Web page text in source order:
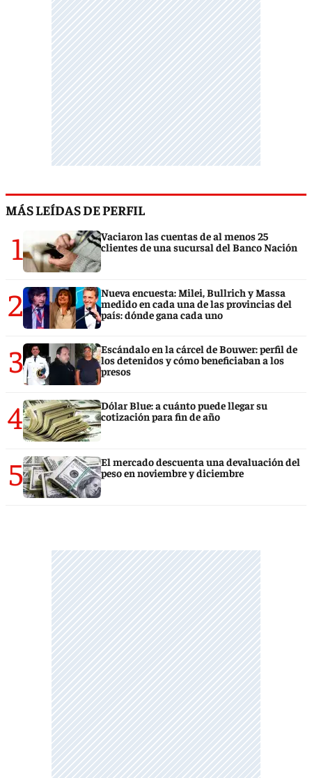
MÁS LEÍDAS DE PERFIL
1
Vaciaron las cuentas de al menos 25
clientes de una sucursal del Banco Nación
2
Nueva encuesta: Milei, Bullrich y Massa
medido en cada una de las provincias del
país: dónde gana cada uno
3
Escándalo en la cárcel de Bouwer: perfil de
los detenidos y cómo beneficiaban a los
presos
4
Dólar Blue: a cuánto puede llegar su
cotización para fin de año
5
El mercado descuenta una devaluación del
peso en noviembre y diciembre